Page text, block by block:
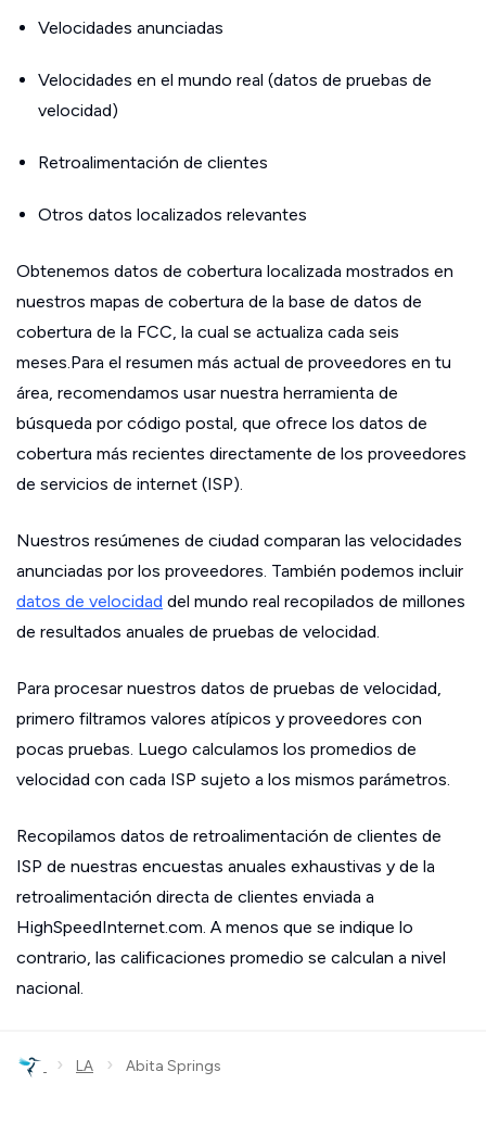
Velocidades anunciadas
Velocidades en el mundo real (datos de pruebas de
velocidad)
Retroalimentación de clientes
Otros datos localizados relevantes
Obtenemos datos de cobertura localizada mostrados en
nuestros mapas de cobertura de la base de datos de
cobertura de la FCC, la cual se actualiza cada seis
meses.Para el resumen más actual de proveedores en tu
área, recomendamos usar nuestra herramienta de
búsqueda por código postal, que ofrece los datos de
cobertura más recientes directamente de los proveedores
de servicios de internet (ISP).
Nuestros resúmenes de ciudad comparan las velocidades
anunciadas por los proveedores. También podemos incluir
datos de velocidad del mundo real recopilados de millones
de resultados anuales de pruebas de velocidad.
Para procesar nuestros datos de pruebas de velocidad,
primero filtramos valores atípicos y proveedores con
pocas pruebas. Luego calculamos los promedios de
velocidad con cada ISP sujeto a los mismos parámetros.
Recopilamos datos de retroalimentación de clientes de
ISP de nuestras encuestas anuales exhaustivas y de la
retroalimentación directa de clientes enviada a
HighSpeedInternet.com. A menos que se indique lo
contrario, las calificaciones promedio se calculan a nivel
nacional.
› LA › Abita Springs